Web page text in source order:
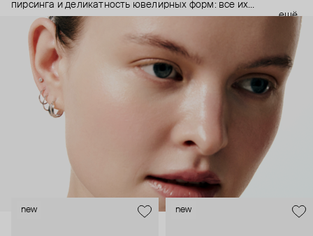
пирсинга и деликатность ювелирных форм: все их
украшения ручной работы. В процессе создания участвуют
как профессиональные пирсеры (они отвечают за
безопасность и эргономичность пирсинга), так и ювелирные
стилисты (благодаря им дизайн соответствует трендам, а
украшения легко сочетаются между собой).
Украшения AURIS – для тех, кто открыто выражает себя, но
делает это интеллигентно и по-взрослому.
ещё
new new